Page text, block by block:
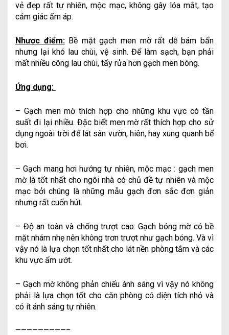
vẻ đẹp rất tự nhiên, mộc mạc, không gây lóa mắt, tạo
cảm giác ấm áp.
Nhược điểm:Bề mặt gạch men mờ rất dễ bám bẩn
nhưng lại khó lau chùi, vệ sinh. Để làm sạch, bạn phải
mất nhiều công lau chùi, tẩy rửa hơn gạch men bóng.
Ứng dụng:
– Gạch men mờ thích hợp cho những khu vực có tần
suất đi lại nhiều. Đặc biết men mờ rất thích hợp cho sử
dụng ngoài trời để lát sân vườn, hiên, hay xung quanh bể
bơi.
– Gạch mang hơi hướng tự nhiên, mộc mạc : gạch men
mờ là tốt nhất cho ngôi nhà có chủ đề tự nhiên và mộc
mạc bởi chúng là những mẫu gạch đơn sắc đơn giản
nhưng rất cuốn hút.
– Độ an toàn và chống trượt cao: Gạch bóng mờ có bề
mặt nhám nhẹ nên không trơn trượt như gạch bóng. Và vì
vậy nó là lựa chọn tốt nhất cho lát nền phòng tắm và các
khu vực ẩm ướt.
– Gạch mờ không phản chiếu ánh sáng vì vậy nó không
phải là lựa chọn tốt cho căn phòng có diện tích nhỏ và
có ít ánh sáng tự nhiên.
—————————–